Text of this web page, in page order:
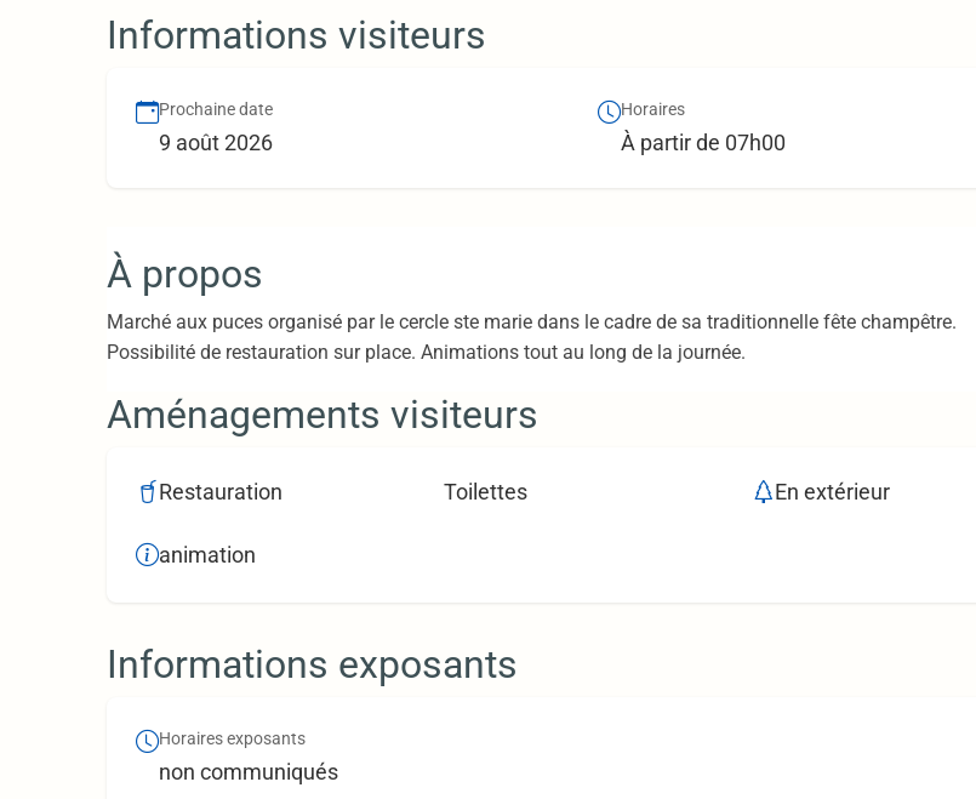
Informations visiteurs
Prochaine date
9 août 2026
Horaires
À partir de 07h00
À propos
Marché aux puces organisé par le cercle ste marie dans le cadre de sa traditionnelle fête champêtre.
Possibilité de restauration sur place. Animations tout au long de la journée.
Aménagements visiteurs
Restauration Toilettes En extérieur
animation
Informations exposants
Horaires exposants
non communiqués